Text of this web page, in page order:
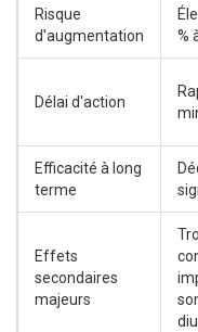
Risque
d'augmentation
%
Délai d'action
Efficacité à long
terme
Effets
secondaires
majeurs